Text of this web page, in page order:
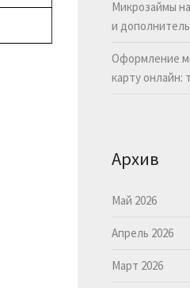
Микрозаймы
и
Оформление
карту онлайн:
Архив
Май 2026
Апрель 2026
Март 2026